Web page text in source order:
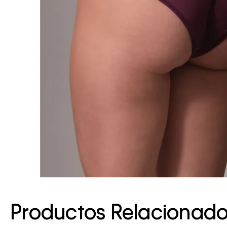
Productos